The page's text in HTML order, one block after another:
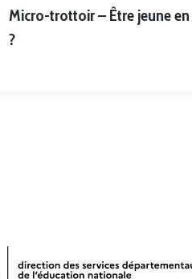
Micro-trottoir – Être jeune en
?